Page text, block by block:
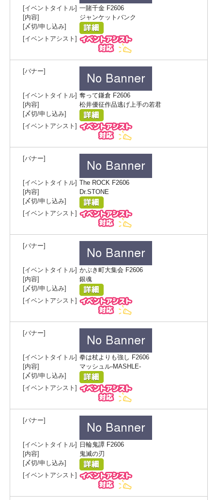
一賭千金 F2606
ジャンケットバンク
奪って鎌倉 F2606
松井優征作品逃げ上手の若君
The ROCK F2606
Dr.STONE
かぶき町大集会 F2606
銀魂
拳は杖よりも強し F2606
マッシュル-MASHLE-
日輪鬼譚 F2606
鬼滅の刃